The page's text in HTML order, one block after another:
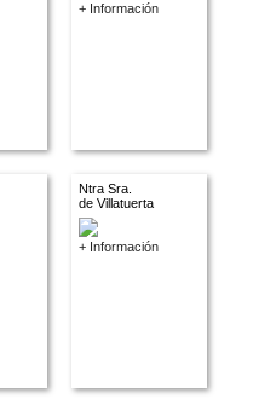
+ Información
Ntra Sra.
de Villatuerta
+ Información